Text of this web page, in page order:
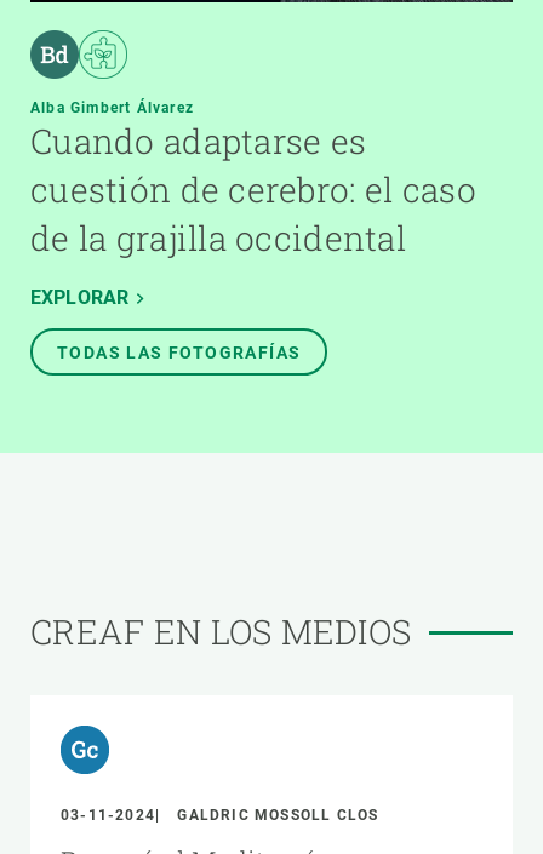
Alba Gimbert Álvarez
Cuando adaptarse es
cuestión de cerebro: el caso
de la grajilla occidental
EXPLORAR
TODAS LAS FOTOGRAFÍAS
CREAF EN LOS MEDIOS
03-11-2024 GALDRIC MOSSOLL CLOS